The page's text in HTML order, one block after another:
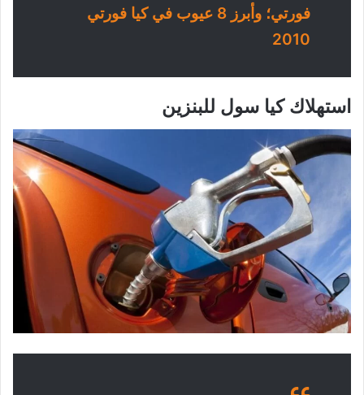
فورتي؛ وأبرز 8 عيوب في كيا فورتي
2010
استهلاك كيا سول للبنزين